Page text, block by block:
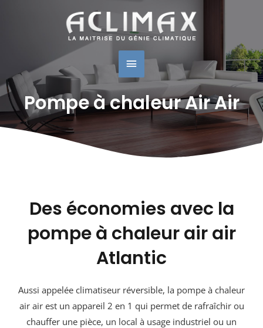
Menu
Principal
Pompe à chaleur Air Air
Des économies avec la
pompe à chaleur air air
Atlantic
Aussi appelée climatiseur réversible, la pompe à chaleur
air air est un appareil 2 en 1 qui permet de rafraîchir ou
chauffer une pièce, un local à usage industriel ou un